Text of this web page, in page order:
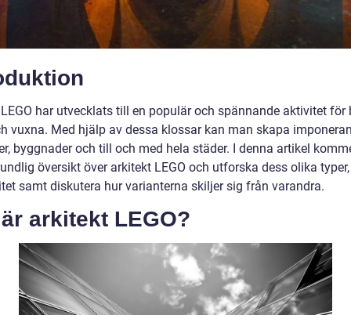
har utvecklats till en populär och spännande aktivitet för
vuxna. Med hjälp av dessa klossar kan man skapa
byggnader och till och med hela städer. I denna artikel
översikt över arkitekt LEGO och utforska dess olika typer,
samt diskutera hur varianterna skiljer sig från varandra.
arkitekt LEGO?